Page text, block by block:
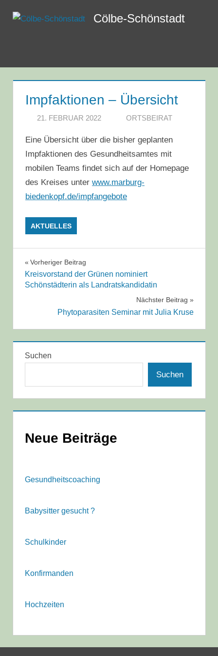
Inhalt
Cölbe-Schönstadt
Impfaktionen – Übersicht
21. FEBRUAR 2022 ORTSBEIRAT
Eine Übersicht über die bisher geplanten
Impfaktionen des Gesundheitsamtes mit
mobilen Teams findet sich auf der Homepage
des Kreises unter www.marburg-
biedenkopf.de/impfangebote
AKTUELLES
Beitragsnavigation
Vorheriger Beitrag
Kreisvorstand der Grünen nominiert
Schönstädterin als Landratskandidatin
Nächster Beitrag
Phytoparasiten Seminar mit Julia Kruse
Suchen
Suchen
Neue Beiträge
Gesundheitscoaching
Babysitter gesucht ?
Schulkinder
Konfirmanden
Hochzeiten